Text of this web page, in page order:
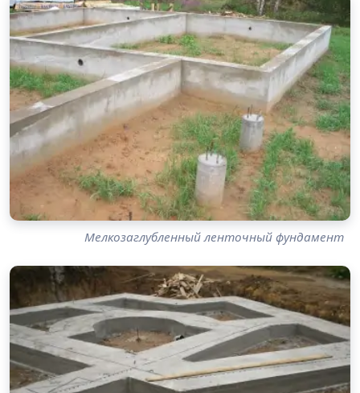
Мелкозаглубленный ленточный фундамент